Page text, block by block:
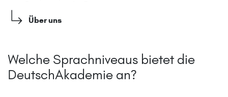
Über uns
Welche Sprachniveaus bietet die
DeutschAkademie an?